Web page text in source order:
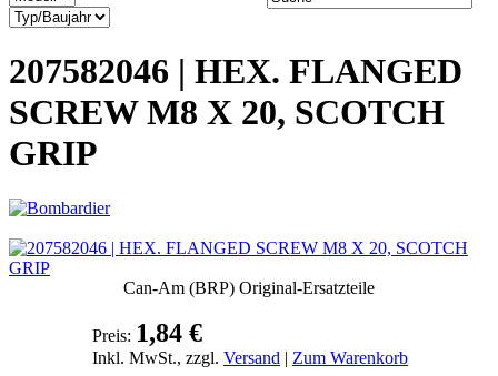
207582046 | HEX. FLANGED
SCREW M8 X 20, SCOTCH
GRIP
Can-Am (BRP) Original-Ersatzteile
Preis: 1,84 €
Inkl. MwSt., zzgl. Versand | Zum Warenkorb